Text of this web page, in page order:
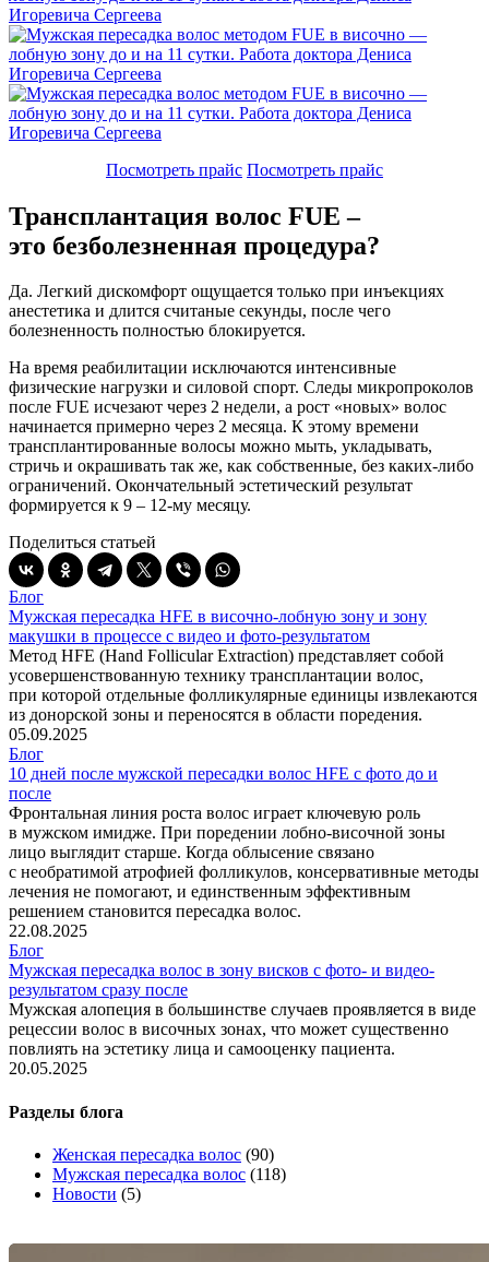
Посмотреть прайс Посмотреть прайс
Трансплантация волос FUE –
это безболезненная процедура?
Да. Легкий дискомфорт ощущается только при инъекциях
анестетика и длится считаные секунды, после чего
болезненность полностью блокируется.
На время реабилитации исключаются интенсивные
физические нагрузки и силовой спорт. Следы микропроколов
после FUE исчезают через 2 недели, а рост «новых» волос
начинается примерно через 2 месяца. К этому времени
трансплантированные волосы можно мыть, укладывать,
стричь и окрашивать так же, как собственные, без каких-либо
ограничений. Окончательный эстетический результат
формируется к 9 – 12-му месяцу.
Поделиться статьей
Блог
Мужская пересадка HFE в височно-лобную зону и зону
макушки в процессе с видео и фото-результатом
Метод HFE (Hand Follicular Extraction) представляет собой
усовершенствованную технику трансплантации волос,
при которой отдельные фолликулярные единицы извлекаются
из донорской зоны и переносятся в области поредения.
05.09.2025
Блог
10 дней после мужской пересадки волос HFE с фото до и
после
Фронтальная линия роста волос играет ключевую роль
в мужском имидже. При поредении лобно-височной зоны
лицо выглядит старше. Когда облысение связано
с необратимой атрофией фолликулов, консервативные методы
лечения не помогают, и единственным эффективным
решением становится пересадка волос.
22.08.2025
Блог
Мужская пересадка волос в зону висков с фото- и видео-
результатом сразу после
Мужская алопеция в большинстве случаев проявляется в виде
рецессии волос в височных зонах, что может существенно
повлиять на эстетику лица и самооценку пациента.
20.05.2025
Разделы блога
Женская пересадка волос (90)
Мужская пересадка волос (118)
Новости (5)